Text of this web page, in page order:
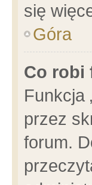
się
Góra
Co robi
Funkcja
przez
forum.